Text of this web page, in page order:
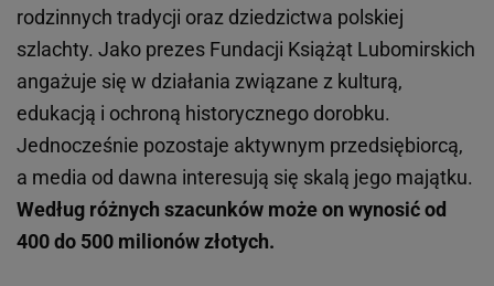
rodzinnych tradycji oraz dziedzictwa polskiej
szlachty. Jako prezes Fundacji Książąt Lubomirskich
angażuje się w działania związane z kulturą,
edukacją i ochroną historycznego dorobku.
Jednocześnie pozostaje aktywnym przedsiębiorcą,
a media od dawna interesują się skalą jego majątku.
Według różnych szacunków może on wynosić od
400 do 500 milionów złotych.